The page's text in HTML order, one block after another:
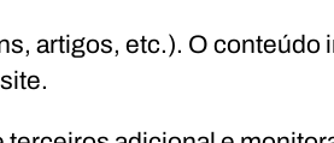
artigos, etc.). O conteúdo